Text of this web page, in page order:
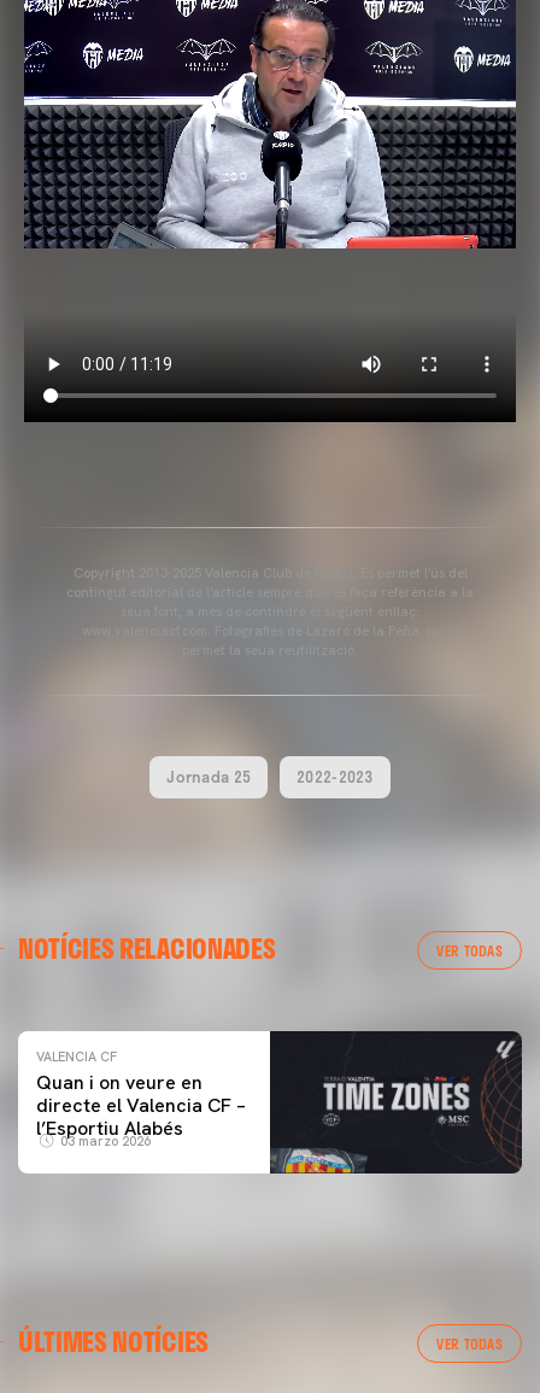
Copyright 2013-2025 Valencia Club de Futbol. Es permet l'ús del
contingut editorial de l'article sempre que es faça referència a la
seua font, a més de contindre el següent enllaç:
www.valenciacf.com. Fotografies de Lázaro de la Peña, no es
Jornada 25 2022-2023
NOTÍCIES RELACIONADES VER TODAS
ENTRENAMENT DEL VALENCIA CF 04/03/26
VALENCIA CF
Quan i on veure en
directe el Valencia CF –
l’Esportiu Alabés
03 marzo 2026
ÚLTIMES NOTÍCIES VER TODAS